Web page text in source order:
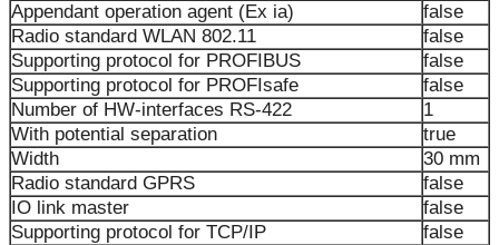
Appendant operation agent (Ex ia)
false
Radio standard WLAN 802.11
false
Supporting protocol for PROFIBUS
false
Supporting protocol for PROFIsafe
false
Number of HW-interfaces RS-422
1
With potential separation
true
Width
30 mm
Radio standard GPRS
false
IO link master
false
Supporting protocol for TCP/IP
false